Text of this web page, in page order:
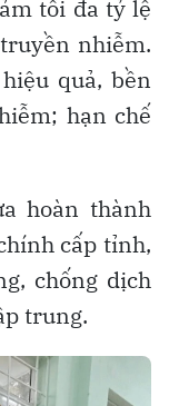
tối đa tỷ lệ
nhiễm.
quả, bền
hạn chế
hoàn thành
cấp tỉnh,
chống dịch
trung.